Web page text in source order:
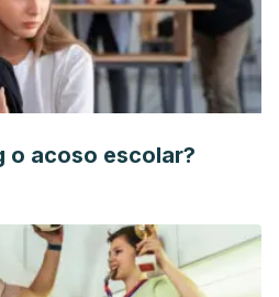
o acoso escolar?